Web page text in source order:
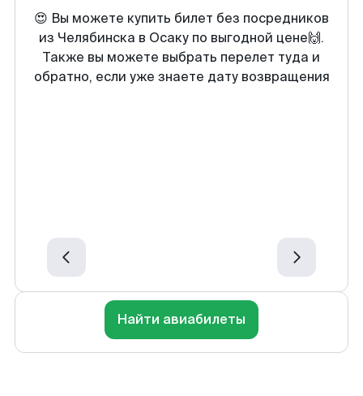
😍 Вы можете купить билет без посредников
из Челябинска в Осаку по выгодной цене🙌.
Также вы можете выбрать перелет туда и
обратно, если уже знаете дату возвращения
Найти авиабилеты